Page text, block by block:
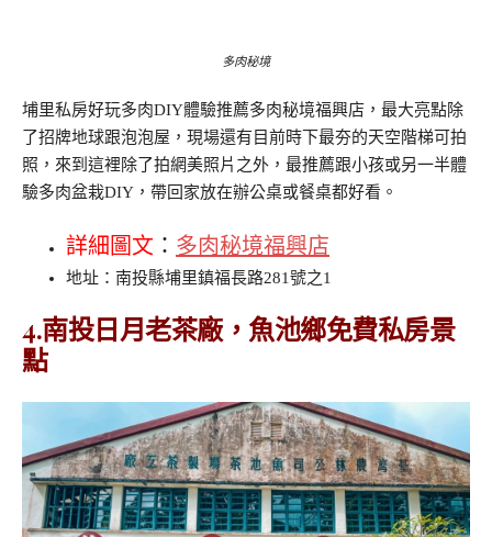
多肉秘境
埔里私房好玩多肉DIY體驗推薦多肉秘境福興店，最大亮點除
了招牌地球跟泡泡屋，現場還有目前時下最夯的天空階梯可拍
照，來到這裡除了拍網美照片之外，最推薦跟小孩或另一半體
驗多肉盆栽DIY，帶回家放在辦公桌或餐桌都好看。
詳細圖文 ： 多肉秘境福興店
地址：南投縣埔里鎮福長路281號之1
4.南投日月老茶廠，魚池鄉免費私房景
點